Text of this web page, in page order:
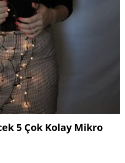
5 Çok Kolay Mikro